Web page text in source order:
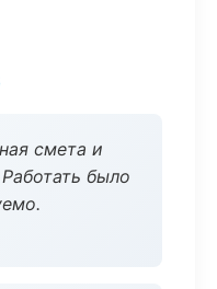
смета и
было